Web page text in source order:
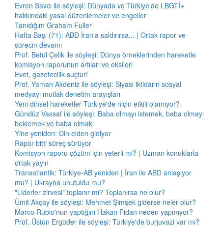
Evren Savcı ile söyleşi: Dünyada ve Türkiye'de LBGTİ+
hakkındaki yasal düzenlemeler ve engeller
Tanıdığım Graham Fuller
Hafta Başı (71): ABD İran'a saldırırsa... | Ortak rapor ve
sürecin devamı
Prof. Betül Çelik ile söyleşi: Dünya örneklerinden hareketle
komisyon raporunun artıları ve eksileri
Evet, gazetecilik suçtur!
Prof. Yaman Akdeniz ile söyleşi: Siyasi iktidarın sosyal
medyayı mutlak denetim arayışları
Yeni dinsel hareketler Türkiye'de niçin etkili olamıyor?
Gündüz Vassaf ile söyleşi: Baba olmayı istemek, baba olmayı
beklemek ve baba olmak
Yine yeniden: Din elden gidiyor
Rapor bitti süreç sürüyor
Komisyon raporu çözüm için yeterli mi? | Uzman konuklarla
ortak yayın
Transatlantik: Türkiye-AB yeniden | İran ile ABD anlaşıyor
mu? | Ukrayna unutuldu mu?
"Liderler zirvesi" toplanır mı? Toplanırsa ne olur?
Ümit Akçay ile söyleşi: Mehmet Şimşek giderse neler olur?
Marco Rubio'nun yaptığını Hakan Fidan neden yapmıyor?
Prof. Üstün Ergüder ile söyleşi: Türkiye'de burjuvazi var mı?